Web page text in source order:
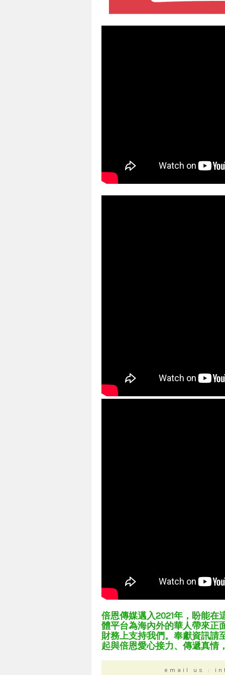
倍恩傳媒邁入2021年，盼能在
體平台為海內外的華人帶來正
財務上支持我們。奉獻資訊請
起與倍恩愛心接力、傳遞真情
email us :